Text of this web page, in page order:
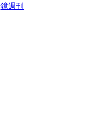
鏡週刊